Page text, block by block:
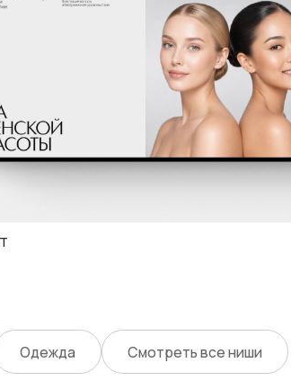
Смотреть все ниши
Сначала разбираемся в бизнес-задаче,